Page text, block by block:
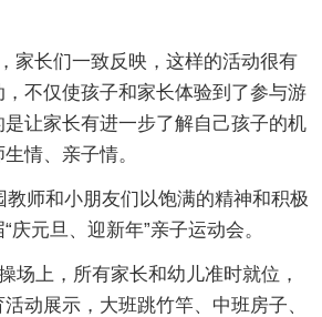
家长们一致反映，这样的活动很有
不仅使孩子和家长体验到了参与游
让家长有进一步了解自己孩子的机
情、亲子情。
教师和小朋友们以饱满的精神和积极
庆元旦、迎新年”亲子运动会。
场上，所有家长和幼儿准时就位，
动展示，大班跳竹竿、中班房子、